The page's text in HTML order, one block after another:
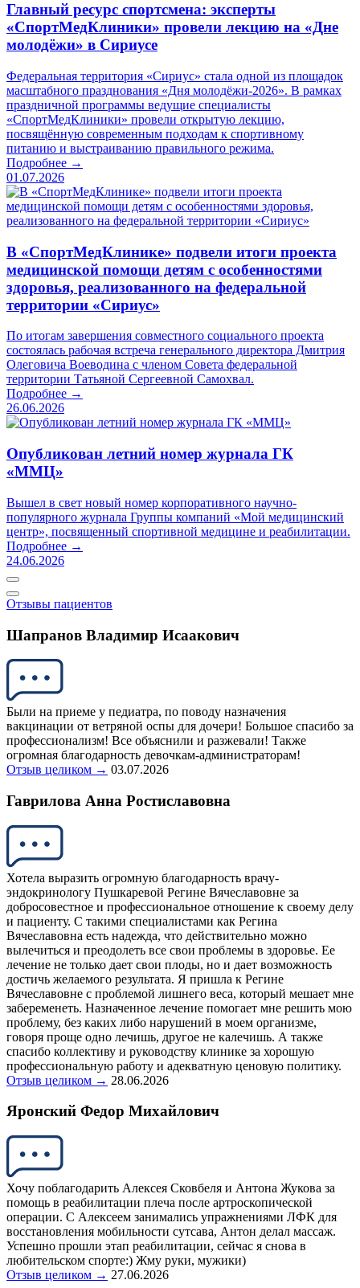
Главный ресурс спортсмена: эксперты
«СпортМедКлиники» провели лекцию на «Дне
молодёжи» в Сириусе
Федеральная территория «Сириус» стала одной из площадок
масштабного празднования «Дня молодёжи-2026». В рамках
праздничной программы ведущие специалисты
«СпортМедКлиники» провели открытую лекцию,
посвящённую современным подходам к спортивному
питанию и выстраиванию правильного режима.
Подробнее →
01.07.2026
В «СпортМедКлинике» подвели итоги проекта
медицинской помощи детям с особенностями
здоровья, реализованного на федеральной
территории «Сириус»
По итогам завершения совместного социального проекта
состоялась рабочая встреча генерального директора Дмитрия
Олеговича Воеводина с членом Совета федеральной
территории Татьяной Сергеевной Самохвал.
Подробнее →
26.06.2026
Опубликован летний номер журнала ГК
«ММЦ»
Вышел в свет новый номер корпоративного научно-
популярного журнала Группы компаний «Мой медицинский
центр», посвященный спортивной медицине и реабилитации.
Подробнее →
24.06.2026
Отзывы пациентов
Шапранов Владимир Исаакович
Были на приеме у педиатра, по поводу назначения
вакцинации от ветряной оспы для дочери! Большое спасибо за
профессионализм! Все объяснили и разжевали! Также
огромная благодарность девочкам-администраторам!
Отзыв целиком → 03.07.2026
Гаврилова Анна Ростиславовна
Хотела выразить огромную благодарность врачу-
эндокринологу Пушкаревой Регине Вячеславовне за
добросовестное и профессиональное отношение к своему делу
и пациенту. С такими специалистами как Регина
Вячеславовна есть надежда, что действительно можно
вылечиться и преодолеть все свои проблемы в здоровье. Ее
лечение не только дает свои плоды, но и дает возможность
достичь желаемого результата. Я пришла к Регине
Вячеславовне с проблемой лишнего веса, который мешает мне
забеременеть. Назначенное лечение помогает мне решить мою
проблему, без каких либо нарушений в моем организме,
говоря проще одно лечишь, другое не калечишь. А также
спасибо коллективу и руководству клинике за хорошую
профессиональную работу и адекватную ценовую политику.
Отзыв целиком → 28.06.2026
Яронский Федор Михайлович
Хочу поблагодарить Алексея Сковбеля и Антона Жукова за
помощь в реабилитации плеча после артроскопической
операции. С Алексеем занимались упражнениями ЛФК для
восстановления мобильности сутсава, Антон делал массаж.
Успешно прошли этап реабилитации, сейчас я снова в
любительском спорте:) Жму руки, мужики)
Отзыв целиком → 27.06.2026